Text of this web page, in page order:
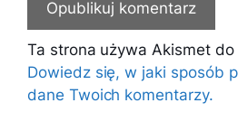
Ta strona używa Akismet
Dowiedz się, w jaki sposób
dane Twoich komentarzy.